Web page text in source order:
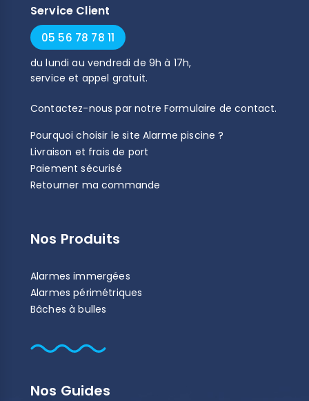
Service Client
05 56 78 78 11
dulundi au vendredi de 9h à 17h,
service et appel gratuit.
Contactez-nous par notre Formulaire de contact.
Pourquoi choisir le site Alarme piscine ?
Livraison et frais de port
Paiement sécurisé
Retourner ma commande
Nos Produits
Alarmes immergées
Alarmes périmétriques
Bâches à bulles
Nos Guides